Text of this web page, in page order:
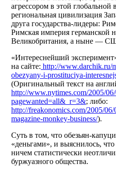
агрессором в этой глобальной
региональная цивилизация
друга государства-лидеры:
Римская империя германской
Великобритания, а ныне —
«Интереснейший
на сайте: http://www.darchik.ru/
obezyany-i-prostituciya-
(Оригинальный текст на
http://www.nytimes.com/2005/
pagewanted=all&_r=3&; либо:
http://freakonomics.com/2005/
magazine-monkey-business/).
Суть в том, что обезьян-
«деньгами», и выяснилось,
ничем статистически
буржуазного общества.